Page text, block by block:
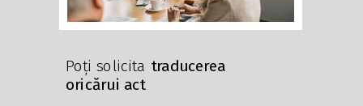
Poți solicita traducerea
oricărui act